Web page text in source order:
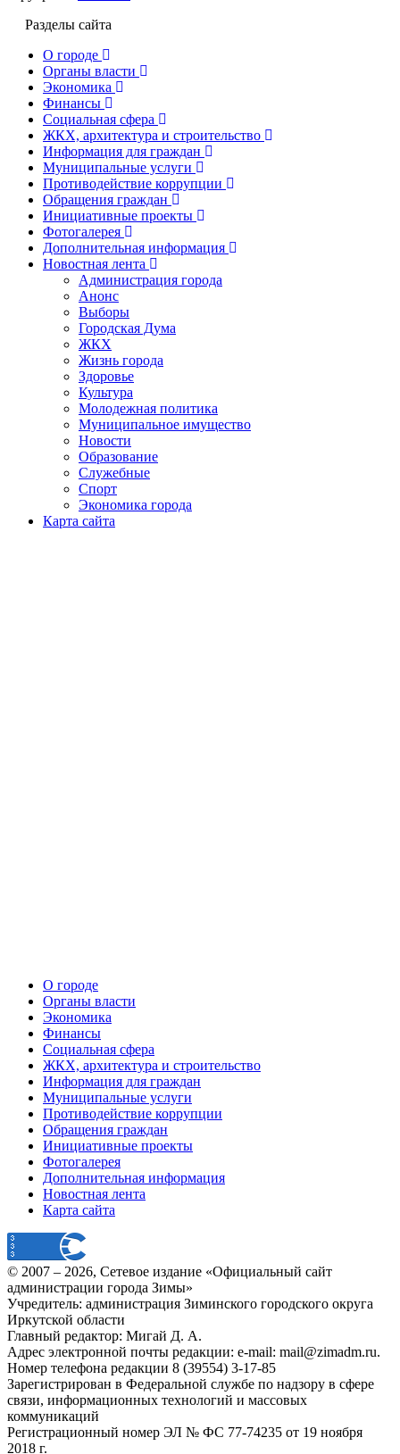
Разделы сайта
О городе
Органы власти
Экономика
Финансы
Социальная сфера
ЖКХ, архитектура и строительство
Информация для граждан
Муниципальные услуги
Противодействие коррупции
Обращения граждан
Инициативные проекты
Фотогалерея
Дополнительная информация
Новостная лента
Администрация города
Анонс
Выборы
Городская Дума
ЖКХ
Жизнь города
Здоровье
Культура
Молодежная политика
Муниципальное имущество
Новости
Образование
Служебные
Спорт
Экономика города
Карта сайта
О городе
Органы власти
Экономика
Финансы
Социальная сфера
ЖКХ, архитектура и строительство
Информация для граждан
Муниципальные услуги
Противодействие коррупции
Обращения граждан
Инициативные проекты
Фотогалерея
Дополнительная информация
Новостная лента
Карта сайта
© 2007 – 2026, Сетевое издание «Официальный сайт
администрации города Зимы»
Учредитель: администрация Зиминского городского округа
Иркутской области
Главный редактор: Мигай Д. А.
Адрес электронной почты редакции: e-mail: mail@zimadm.ru.
Номер телефона редакции 8 (39554) 3-17-85
Зарегистрирован в Федеральной службе по надзору в сфере
связи, информационных технологий и массовых
коммуникаций
Регистрационный номер ЭЛ № ФС 77-74235 от 19 ноября
2018 г.